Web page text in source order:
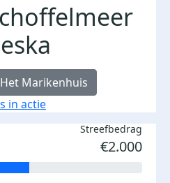
Marikenhuis
in actie
Streefbedrag
€2.000